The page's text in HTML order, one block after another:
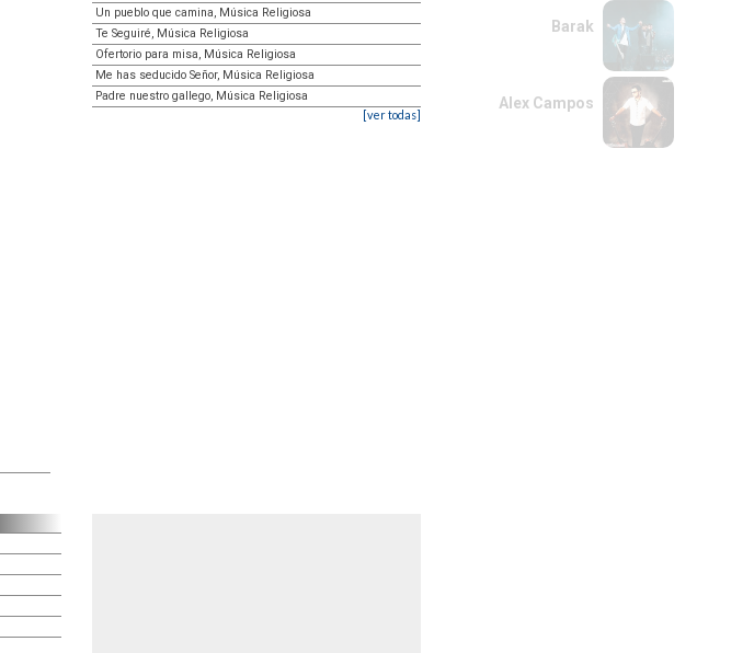
Un pueblo que camina, Música Religiosa
Te Seguiré, Música Religiosa
Ofertorio para misa, Música Religiosa
Me has seducido Señor, Música Religiosa
Padre nuestro gallego, Música Religiosa
[ver todas]
Barak
Alex Campos